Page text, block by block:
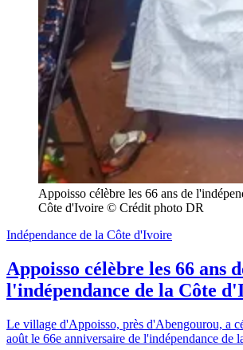
Appoisso célèbre les 66 ans de
Côte d'Ivoire © Crédit photo DR
Indépendance de la Côte d'Ivoire
Appoisso célèbre les 66 ans
l'indépendance de la Côte
Le village d'Appoisso, près d'Abengourou, a
août le 66e anniversaire de l'indépendance de